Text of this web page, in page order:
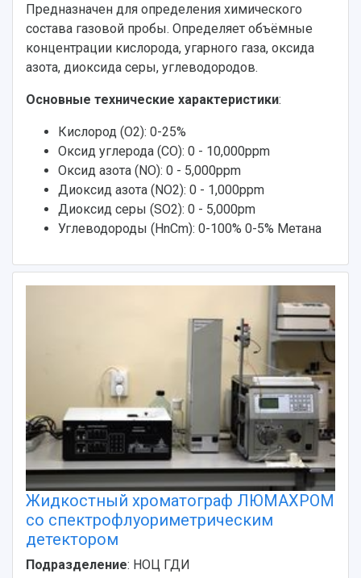
Предназначен для определения химического
состава газовой пробы. Определяет объёмные
концентрации кислорода, угарного газа, оксида
азота, диоксида серы, углеводородов.
Основные технические характеристики:
Кислород (О2): 0-25%
Оксид углерода (CO): 0 - 10,000ppm
Оксид азота (NO): 0 - 5,000ppm
Диоксид азота (NO2): 0 - 1,000ppm
Диоксид серы (SO2): 0 - 5,000pm
Углеводороды (HnCm): 0-100% 0-5% Метана
Жидкостный хроматограф ЛЮМАХРОМ
со спектрофлуориметрическим
детектором
Подразделение: НОЦ ГДИ